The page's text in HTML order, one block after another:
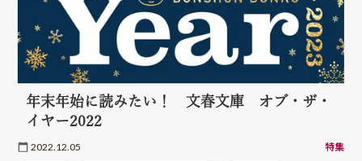
年末年始に読みたい！ 文春文庫 オブ・ザ・
イヤー2022
2022.12.05 特集